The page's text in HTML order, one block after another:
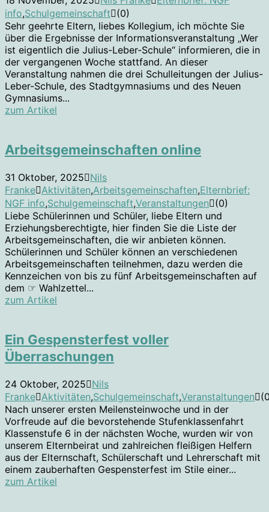
info,Schulgemeinschaft (0)
Sehr geehrte Eltern, liebes Kollegium, ich möchte Sie
über die Ergebnisse der Informationsveranstaltung „Wer
ist eigentlich die Julius-Leber-Schule“ informieren, die in
der vergangenen Woche stattfand. An dieser
Veranstaltung nahmen die drei Schulleitungen der Julius-
Leber-Schule, des Stadtgymnasiums und des Neuen
Gymnasiums...
zum Artikel
Arbeitsgemeinschaften online
31 Oktober, 2025 Nils
Franke Aktivitäten,Arbeitsgemeinschaften,Elternbrief:
NGF info,Schulgemeinschaft,Veranstaltungen (0)
Liebe Schülerinnen und Schüler, liebe Eltern und
Erziehungsberechtigte, hier finden Sie die Liste der
Arbeitsgemeinschaften, die wir anbieten können.
Schülerinnen und Schüler können an verschiedenen
Arbeitsgemeinschaften teilnehmen, dazu werden die
Kennzeichen von bis zu fünf Arbeitsgemeinschaften auf
dem ☞ Wahlzettel...
zum Artikel
Ein Gespensterfest voller
Überraschungen
24 Oktober, 2025 Nils
Franke Aktivitäten,Schulgemeinschaft,Veranstaltungen
Nach unserer ersten Meilensteinwoche und in der
Vorfreude auf die bevorstehende Stufenklassenfahrt
Klassenstufe 6 in der nächsten Woche, wurden wir von
unserem Elternbeirat und zahlreichen fleißigen Helfern
aus der Elternschaft, Schülerschaft und Lehrerschaft mit
einem zauberhaften Gespensterfest im Stile einer...
zum Artikel